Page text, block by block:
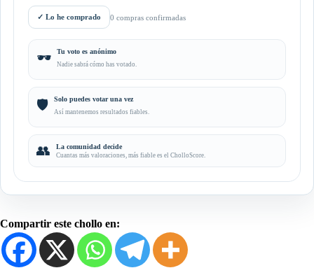
✓ Lo he comprado 0 compras confirmadas
🕶️ Tu voto es anónimo
Nadie sabrá cómo has votado.
🛡️ Solo puedes votar una vez
Así mantenemos resultados fiables.
👥 La comunidad decide
Cuantas más valoraciones, más fiable es el CholloScore.
Compartir este chollo en: